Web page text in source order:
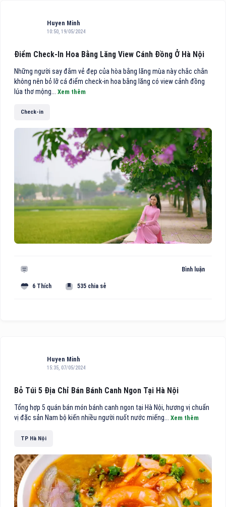
Huyen Minh
10:50, 19/05/2024
Điểm Check-In Hoa Bằng Lăng View Cánh Đồng Ở Hà Nội
Những người say đắm vẻ đẹp của hòa bằng lăng mùa này chắc chắn
không nên bỏ lỡ cá điểm check-in hoa bằng lăng có view cảnh đồng
lúa thơ mộng... Xem thêm
Check-in
Bình luận
6 Thích 535 chia sẻ
Huyen Minh
15:35, 07/05/2024
Bỏ Túi 5 Địa Chỉ Bán Bánh Canh Ngon Tại Hà Nội
Tổng hợp 5 quán bán món bánh canh ngon tại Hà Nội, hương vị chuẩn
vị đặc sản Nam bộ kiến nhiều người nuốt nước miếng... Xem thêm
TP Hà Nội